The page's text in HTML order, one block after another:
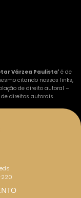
Várzea Paulista" é de
citando nossos links,
de direito autoral –
de direitos autorais.
220